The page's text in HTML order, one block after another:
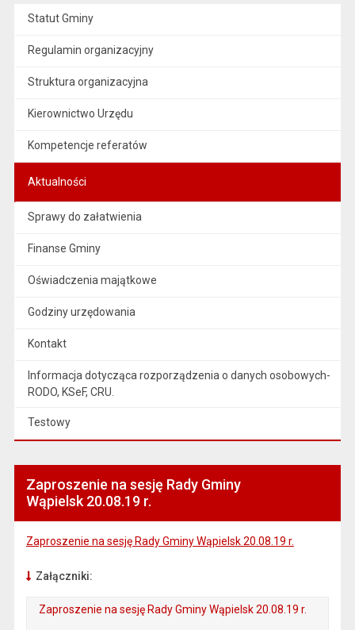
Statut Gminy
Regulamin organizacyjny
Struktura organizacyjna
Kierownictwo Urzędu
Kompetencje referatów
Aktualności
Sprawy do załatwienia
Finanse Gminy
Oświadczenia majątkowe
Godziny urzędowania
Kontakt
Informacja dotycząca rozporządzenia o danych osobowych-
RODO, KSeF, CRU.
Testowy
Zaproszenie na sesję Rady Gminy
Wąpielsk 20.08.19 r.
Zaproszenie na sesję Rady Gminy Wąpielsk 20.08.19 r.
Załączniki:
Zaproszenie na sesję Rady Gminy Wąpielsk 20.08.19 r.